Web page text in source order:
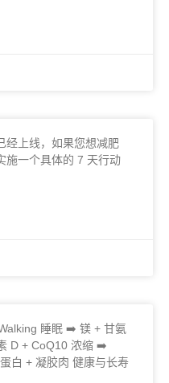
经上线，如果您想减肥
施一个具体的 7 天行动
睡眠 ➡️ 镁 + 甘氨
D + CoQ10 浓缩 ➡️
白 + 凝胶肉 健康与长寿